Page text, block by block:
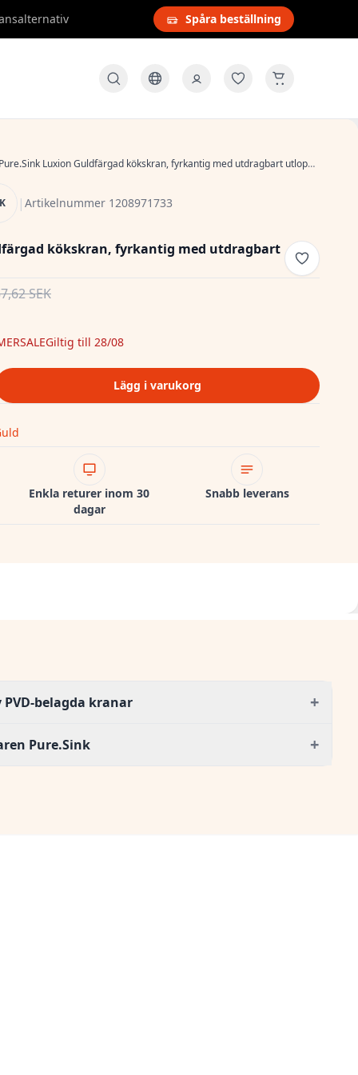
Spåra beställning
Pure.Sink Luxion Guldfärgad kökskran, fyrkantig med utdragbart utlopp PLXSQUA-60
| Artikelnummer 1208971733
kökskran, fyrkantig med utdragbart
SEK
Giltig till 28/08
Lägg i varukorg
Enkla returer inom 30
dagar
Snabb leverans
belagda kranar +
Pure.Sink +